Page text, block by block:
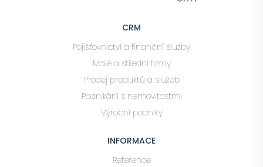
CRM
Pojišťovnictví a finanční služby
Malé a střední firmy
Prodej produktů a služeb
Podnikání s nemovitostmi
Výrobní podniky
INFORMACE
Reference